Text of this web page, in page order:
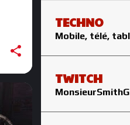
TECHNO
Mobile, télé,
TWITCH